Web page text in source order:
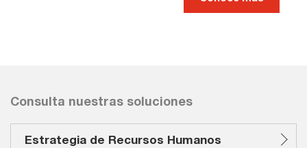
Consulta nuestras soluciones
Estrategia de Recursos Humanos